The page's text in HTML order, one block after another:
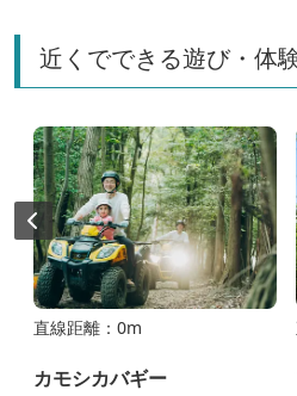
近くでできる遊び・体
直線距離：0m
カモシカバギー